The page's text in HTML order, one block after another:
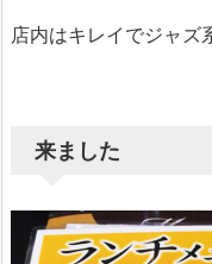
店内はキレイでジャズ
来ました